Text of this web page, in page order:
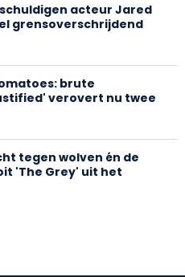
acteur Jared
grensoverschrijdend
brute
verovert nu twee
tegen wolven én de
'The Grey' uit het